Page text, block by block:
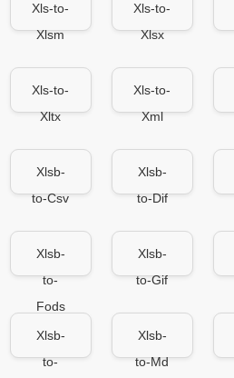
Xls-to-
Xlsm
Xls-to-
Xlsx
Xls-to-
Xltx
Xls-to-
Xml
Xlsb-
to-Csv
Xlsb-
to-Dif
Xlsb-
to-
Fods
Xlsb-
to-Gif
Xlsb-
to-
Xlsb-
to-Md